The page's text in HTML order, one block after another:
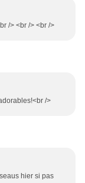
/> <br /> <br />
/>
hier si pas